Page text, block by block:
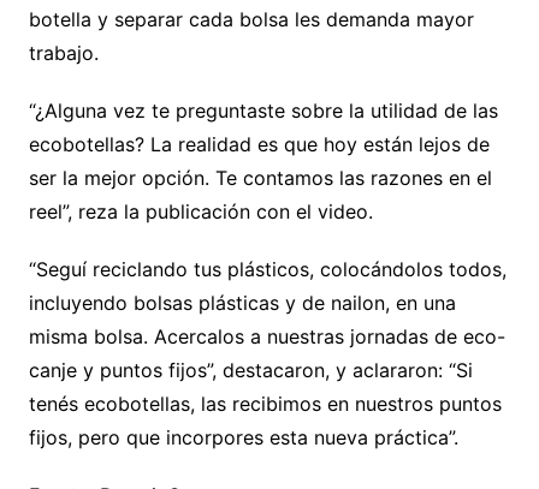
botella y separar cada bolsa les demanda mayor
trabajo.
“¿Alguna vez te preguntaste sobre la utilidad de las
ecobotellas? La realidad es que hoy están lejos de
ser la mejor opción. Te contamos las razones en el
reel”, reza la publicación con el video.
“Seguí reciclando tus plásticos, colocándolos todos,
incluyendo bolsas plásticas y de nailon, en una
misma bolsa. Acercalos a nuestras jornadas de eco-
canje y puntos fijos”, destacaron, y aclararon: “Si
tenés ecobotellas, las recibimos en nuestros puntos
fijos, pero que incorpores esta nueva práctica”.